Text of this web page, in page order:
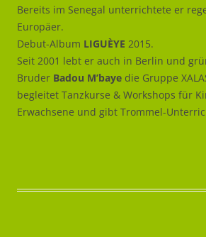
Bereits im Senegal unterrichtete er
Europäer.
Debut-Album LIGUÈYE 2015.
Seit 2001 lebt er auch in Berlin und
Bruder Badou M’baye die Gruppe
begleitet Tanzkurse & Workshops für
Erwachsene und gibt Trommel-